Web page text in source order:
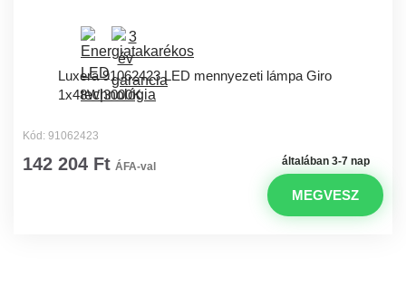
Luxera 91062423 LED mennyezeti lámpa Giro
1x48W|3000K
Kód: 91062423
általában 3-7 nap
142 204 Ft ÁFA-val
MEGVESZ